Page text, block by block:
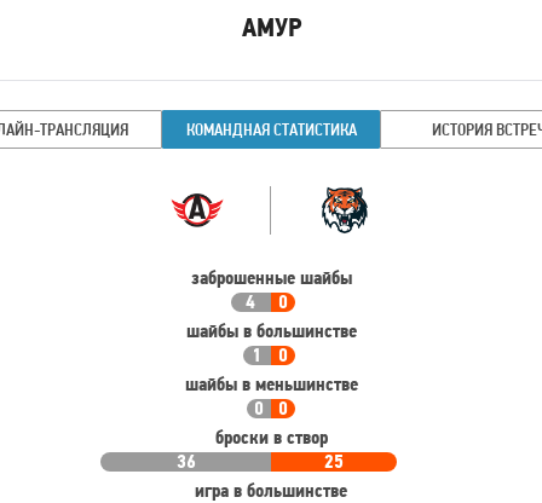
АМУР
игрока
ТРАНСЛЯЦИЯ КОМАНДНАЯ СТАТИСТИКА ИСТОРИЯ
Команда
заброшенные шайбы
4
0
шайбы в большинстве
1
0
шайбы в меньшинстве
0
0
броски в створ
36
25
игра в большинстве